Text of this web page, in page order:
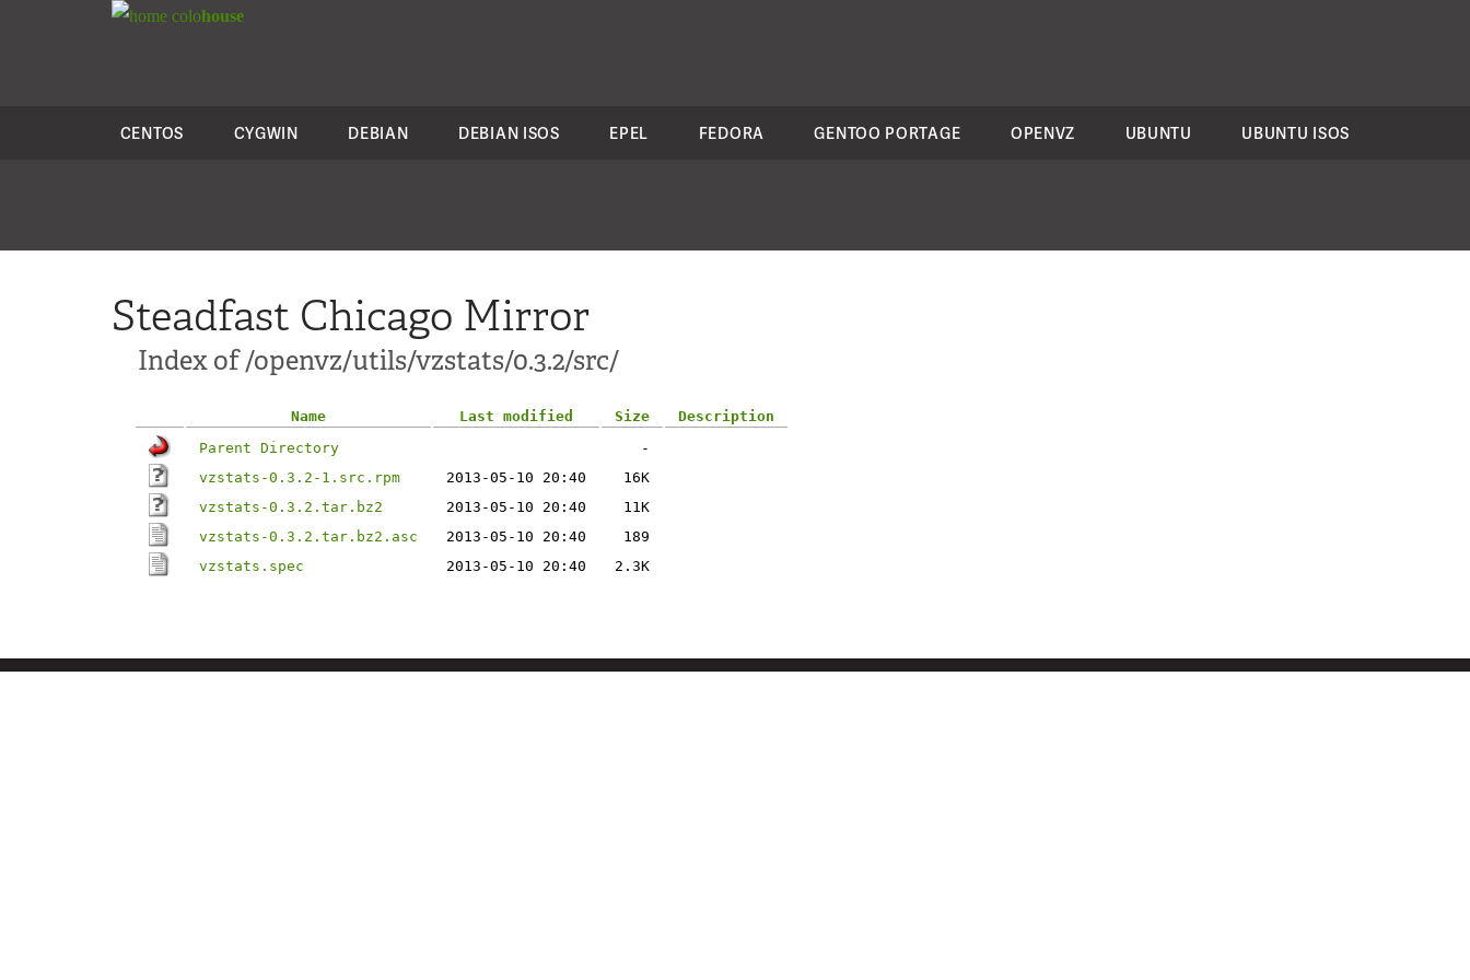
colohouse
CENTOS CYGWIN DEBIAN DEBIAN ISOS EPEL FEDORA GENTOO PORTAGE OPENVZ UBUNTU UBUNTU ISOS
Steadfast Chicago Mirror
Index of /openvz/utils/vzstats/0.3.2/src/
Name Last modified Size
Description
Parent Directory
-
vzstats-0.3.2-1.src.rpm
2013-05-10 20:40
16K
vzstats-0.3.2.tar.bz2
2013-05-10 20:40
11K
vzstats-0.3.2.tar.bz2.asc
2013-05-10 20:40
189
vzstats.spec
2013-05-10 20:40 2.3K